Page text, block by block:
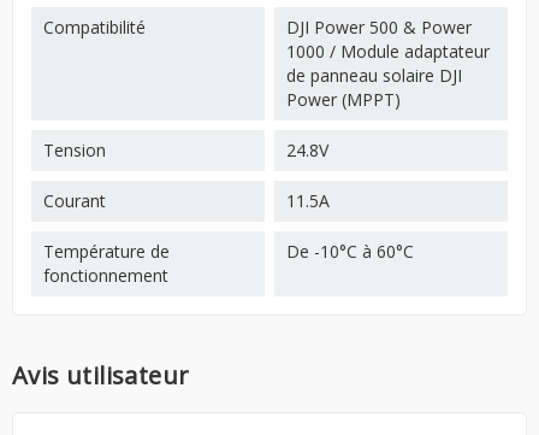
Compatibilité
DJI Power 500 & Power
1000 / Module adaptateur
de panneau solaire DJI
Power (MPPT)
Tension 24.8V
Courant 11.5A
Température de
fonctionnement
De -10°C à 60°C
Avis utilisateur